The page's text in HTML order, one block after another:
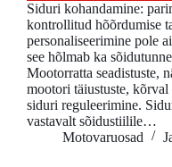
Siduri kohandamine:
kontrollitud hõõrdumise
personaliseerimine pole
see hõlmab ka
Mootorratta seadistuste,
mootori täiustuste,
siduri reguleerimine.
vastavalt sõidustiilile…
Motovaruosad